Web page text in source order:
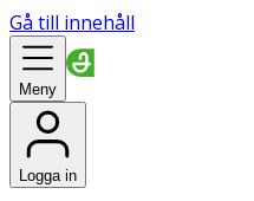
Gå till innehåll
Meny
Logga in